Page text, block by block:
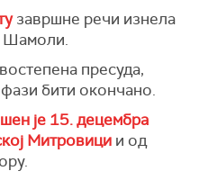
завршне речи изнела
Шамоли.
пресуда,
бити окончано.
је 15. децембра
Митровици и од